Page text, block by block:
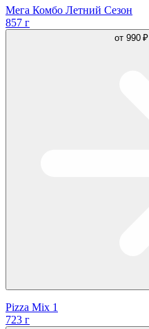
Мега Комбо Летний Сезон
857 г
от 990 ₽
Pizza Mix 1
723 г